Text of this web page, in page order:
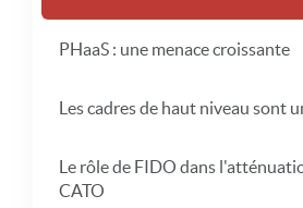
PHaaS : une menace croissante
Les cadres de haut niveau sont
Le rôle de FIDO dans
CATO